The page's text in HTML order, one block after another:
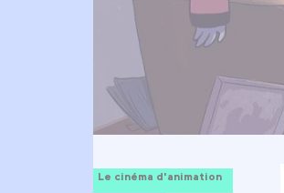
Le cinéma d'animation